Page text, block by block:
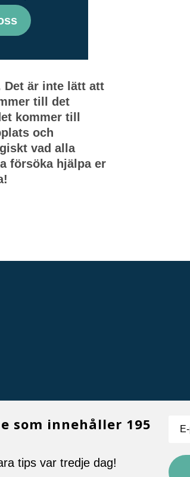
Det är inte lätt att
till det
kommer till
och
vad alla
försöka hjälpa er
som innehåller 195
tips var tredje dag!